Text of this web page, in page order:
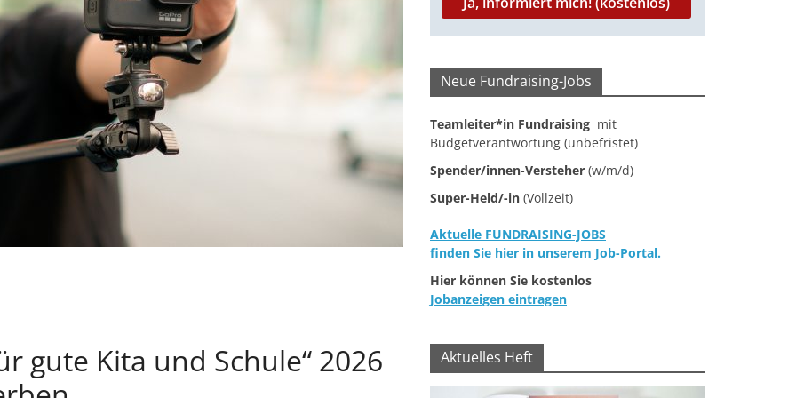
gute Kita und Schule“ 2026
Neue Fundraising-Jobs
Teamleiter*in Fundraising mit
Budgetverantwortung (unbefristet)
Spender/innen-Versteher (w/m/d)
Super-Held/-in (Vollzeit)
Aktuelle FUNDRAISING-JOBS
finden Sie hier in unserem Job-Portal.
Hier können Sie kostenlos
Jobanzeigen eintragen
Aktuelles Heft